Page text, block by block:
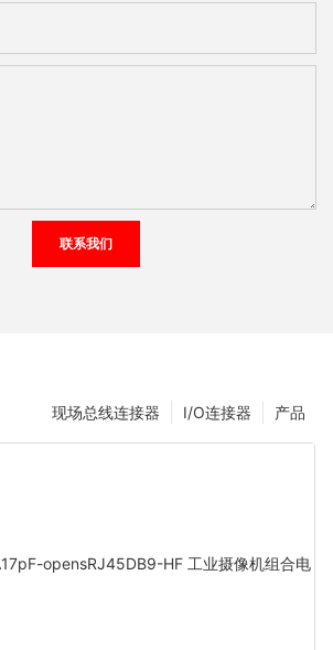
联系我们
产品
I/O连接器
现场总线连接器